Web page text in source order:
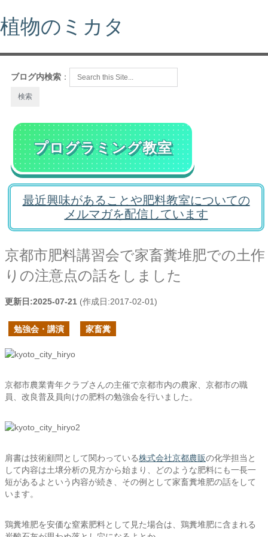
植物のミカタ
ブログ内検索 ：
プログラミング教室
最近興味があることや肥料教室についての
メルマガを配信しています
京都市肥料講習会で家畜糞堆肥での土作
りの注意点の話をしました
更新日:2025-07-21 (作成日:2017-02-01)
勉強会・講演 家畜糞
京都市農業青年クラブさんの主催で京都市内の農家、京都市の職
員、改良普及員向けの肥料の勉強会を行いました。
肩書は技術顧問として関わっている株式会社京都農販の化学担当と
して内容は土壌分析の見方から始まり、どのような肥料にも一長一
短があるよという内容が続き、その例として家畜糞堆肥の話をして
います。
鶏糞堆肥を安価な窒素肥料として見た場合は、鶏糞堆肥に含まれる